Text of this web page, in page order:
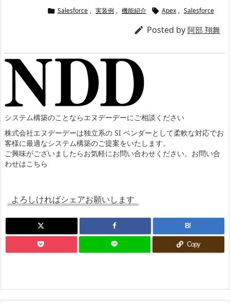
 Salesforce , 実装例 , 機能紹介  Apex , Salesforce
 Posted by 阿部 翔舞
システム構築のことならエヌデーデーにご相談ください
株式会社エヌデーデーは独立系の SI ベンダーとして柔軟な対応でお
客様に最適なシステム構築のご提案をいたします。
ご興味がございましたらお気軽にお問い合わせください。 お問い合
わせはこちら
よろしければシェアお願いします
B!
Copy